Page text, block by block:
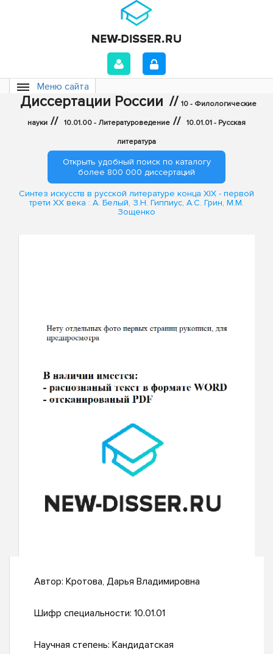
Меню сайта
Диссертации России // 10 - Филологические
науки // 10.01.00 - Литературоведение // 10.01.01 - Русская
литература
Открыть удобный поиск по каталогу
более 800 000 диссертаций
Синтез искусств в русской литературе конца XIX - первой
трети XX века : А. Белый, З.Н. Гиппиус, А.С. Грин, М.М.
Зощенко
Автор: Кротова, Дарья Владимировна
Шифр специальности: 10.01.01
Научная степень: Кандидатская